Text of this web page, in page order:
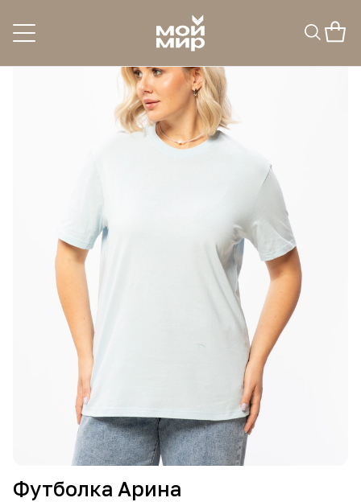
Футболка Арина